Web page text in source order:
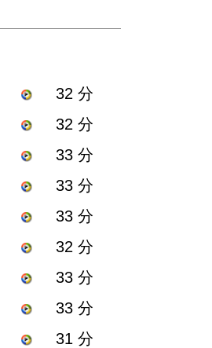
32 分
32 分
33 分
33 分
33 分
32 分
33 分
33 分
31 分